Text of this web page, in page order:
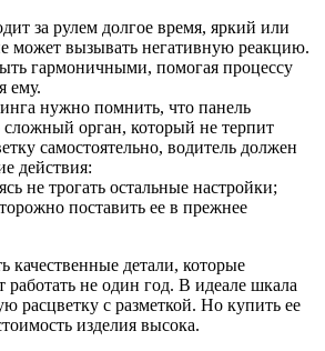
за рулем долгое время, яркий или
может вызывать негативную реакцию.
гармоничными, помогая процессу
ему.
нужно помнить, что панель
сложный орган, который не терпит
самостоятельно, водитель должен
действия:
не трогать остальные настройки;
поставить ее в прежнее
качественные детали, которые
работать не один год. В идеале шкала
расцветку с разметкой. Но купить ее
изделия высока.